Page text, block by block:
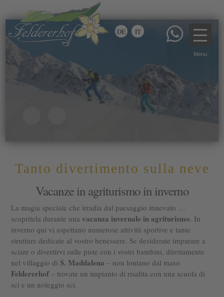
DE IT
Tanto divertimento sulla neve
Vacanze in agriturismo in inverno
La magia speciale che irradia dal paesaggio innevato …
scopritela durante una vacanza invernale in agriturismo . In
inverno qui vi aspettano numerose attività sportive e tante
strutture dedicate al vostro benessere. Se desiderate imparare a
sciare o divertirvi sulle piste con i vostri bambini, direttamente
nel villaggio diS. Maddalena – non lontano dal maso
Feldererhof– trovate un impianto di risalita con una scuola di
sci e un noleggio sci.